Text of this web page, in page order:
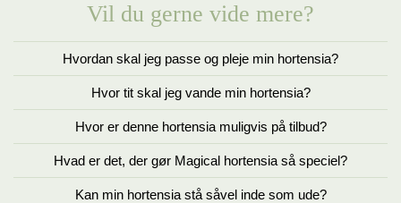
Vil du gerne vide mere?
Hvordan skal jeg passe og pleje min hortensia?
Hvor tit skal jeg vande min hortensia?
Hvor er denne hortensia muligvis på tilbud?
Hvad er det, der gør Magical hortensia så speciel?
Kan min hortensia stå såvel inde som ude?